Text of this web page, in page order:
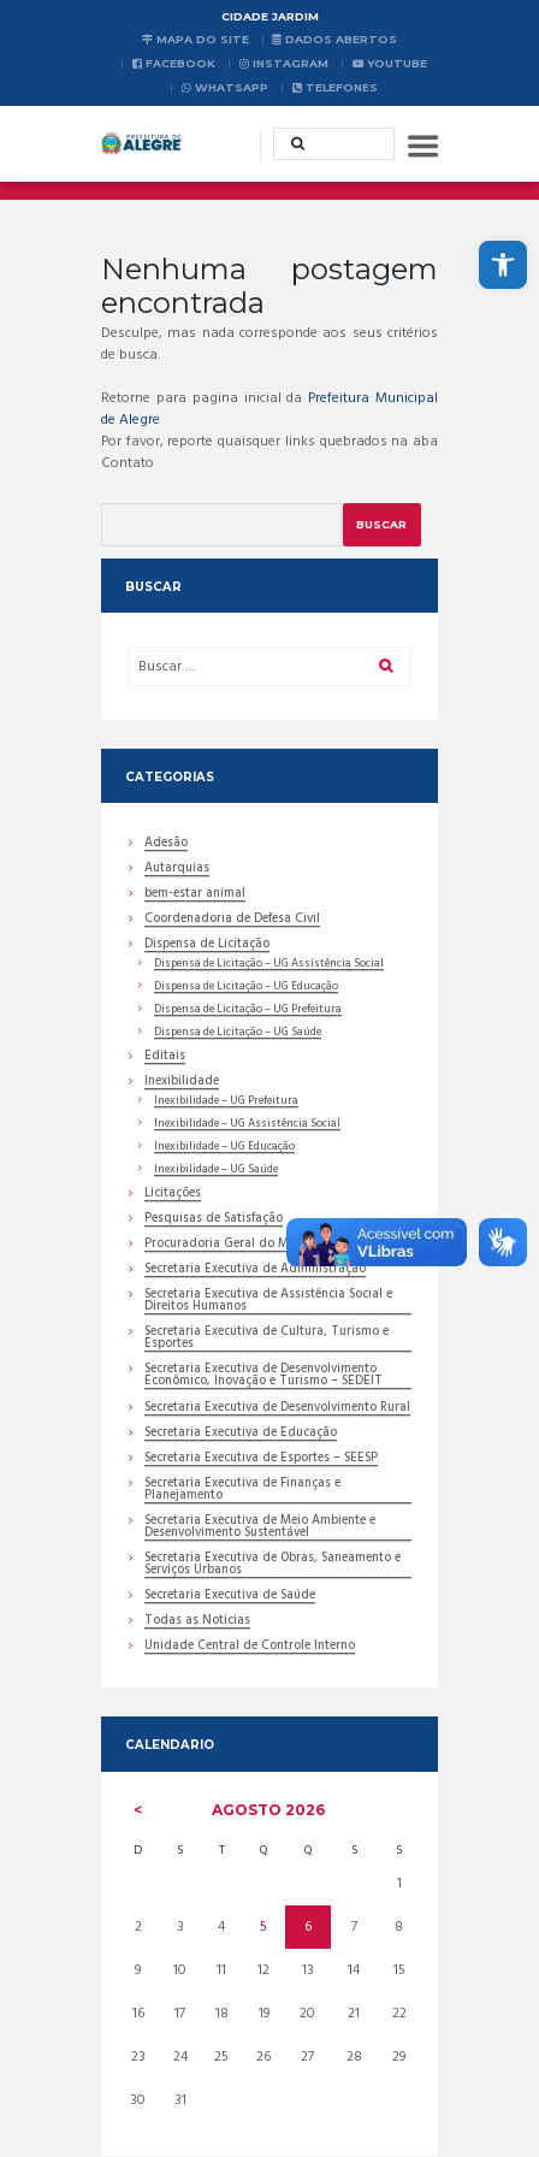
Abrir a barra de ferramentas
CIDADE JARDIM
MAPA DO SITE
DADOS ABERTOS
FACEBOOK
INSTAGRAM
YOUTUBE
WHATSAPP
TELEFONES
Nenhuma postagem
encontrada
Desculpe, mas nada corresponde aos seus critérios
de busca.
Retorne para pagina inicial da Prefeitura Municipal
de Alegre
Por favor, reporte quaisquer links quebrados na aba
Contato
BUSCAR
CATEGORIAS
Adesão
Autarquias
bem-estar animal
Coordenadoria de Defesa Civil
Dispensa de Licitação
Dispensa de Licitação – UG Assistência Social
Dispensa de Licitação – UG Educação
Dispensa de Licitação – UG Prefeitura
Dispensa de Licitação – UG Saúde
Editais
Inexibilidade
Inexibilidade – UG Prefeitura
Inexibilidade – UG Assistência Social
Inexibilidade – UG Educação
Inexibilidade – UG Saúde
Licitações
Pesquisas de Satisfação
Procuradoria Geral do Município
Secretaria Executiva de Administração
Secretaria Executiva de Assistência Social e
Direitos Humanos
Secretaria Executiva de Cultura, Turismo e
Esportes
Secretaria Executiva de Desenvolvimento
Econômico, Inovação e Turismo – SEDEIT
Secretaria Executiva de Desenvolvimento Rural
Secretaria Executiva de Educação
Secretaria Executiva de Esportes – SEESP
Secretaria Executiva de Finanças e
Planejamento
Secretaria Executiva de Meio Ambiente e
Desenvolvimento Sustentável
Secretaria Executiva de Obras, Saneamento e
Serviços Urbanos
Secretaria Executiva de Saúde
Todas as Noticias
Unidade Central de Controle Interno
CALENDARIO
AGOSTO2026
D S T Q Q S S
1
2
3 4 5 6 7
8
9
10 11 12 13 14
15
16
17 18 19 20 21
22
23
24 25 26 27 28
29
30
31